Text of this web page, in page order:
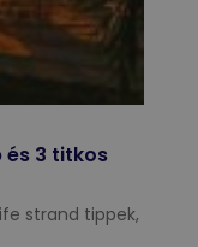
és 3 titkos
strand tippek,